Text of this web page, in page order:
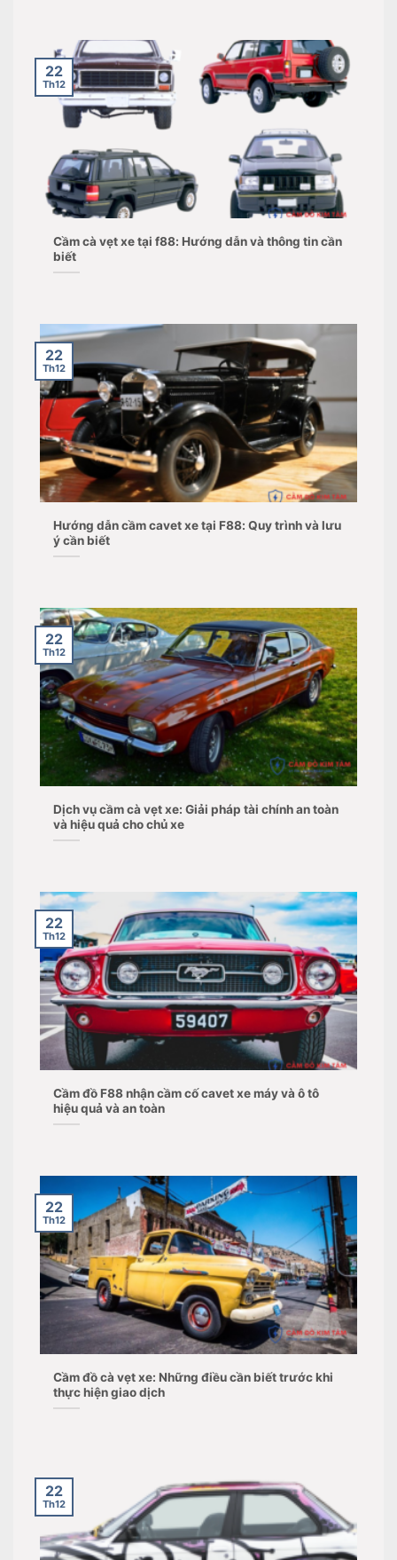
Cầm cà vẹt xe tại f88: Hướng dẫn và thông tin cần
biết
22
Th12
Hướng dẫn cầm cavet xe tại F88: Quy trình và lưu
ý cần biết
22
Th12
Dịch vụ cầm cà vẹt xe: Giải pháp tài chính an toàn
và hiệu quả cho chủ xe
22
Th12
Cầm đồ F88 nhận cầm cố cavet xe máy và ô tô
hiệu quả và an toàn
22
Th12
Cầm đồ cà vẹt xe: Những điều cần biết trước khi
thực hiện giao dịch
22
Th12
22
Th12